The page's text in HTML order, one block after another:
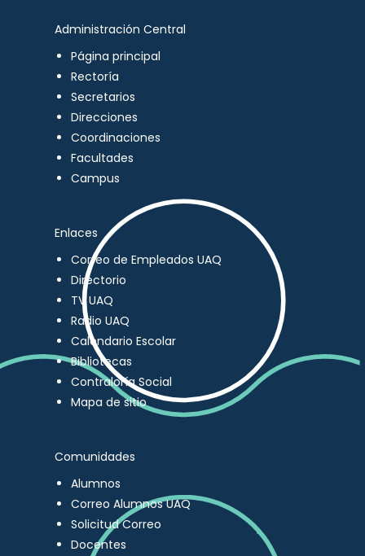
Administración Central
Página principal
Rectoría
Secretarios
Direcciones
Coordinaciones
Facultades
Campus
Enlaces
Correo de Empleados UAQ
Directorio
TV UAQ
Radio UAQ
Calendario Escolar
Bibliotecas
Contraloría Social
Mapa de sitio
Comunidades
Alumnos
Correo Alumnos UAQ
Solicitud Correo
Docentes